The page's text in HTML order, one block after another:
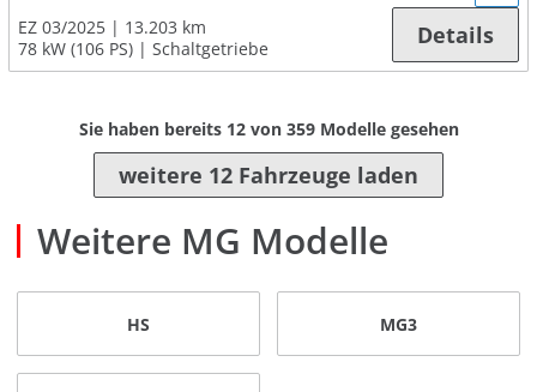
EZ 03/2025
13.203 km
78 kW (106 PS)
Schaltgetriebe Details
Sie haben bereits 12von 359Modelle gesehen
weitere 12 Fahrzeuge laden
Weitere MG Modelle
HS MG3